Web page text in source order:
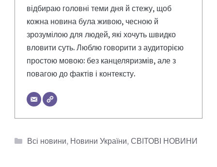
відбираю головні теми дня й стежу, щоб
кожна новина була живою, чесною й
зрозумілою для людей, які хочуть швидко
вловити суть. Люблю говорити з аудиторією
простою мовою: без канцеляризмів, але з
повагою до фактів і контексту.
Категорії
Всі новини, Новини України, СВІТОВІ НОВИНИ